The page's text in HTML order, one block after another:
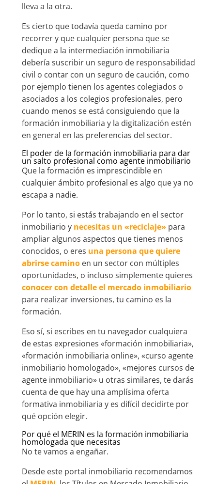
lleva a la otra.
Es cierto que todavía queda camino por
recorrer y que cualquier persona que se
dedique a la intermediación inmobiliaria
debería suscribir un seguro de responsabilidad
civil o contar con un seguro de caución, como
por ejemplo tienen los agentes colegiados o
asociados a los colegios profesionales, pero
cuando menos se está consiguiendo que la
formación inmobiliaria y la digitalización estén
en general en las preferencias del sector.
El poder de la formación inmobiliaria para dar
un salto profesional como agente inmobiliario
Que la formación es imprescindible en
cualquier ámbito profesional es algo que ya no
escapa a nadie.
Por lo tanto, si estás trabajando en el sector
inmobiliario y necesitas un «reciclaje» para
ampliar algunos aspectos que tienes menos
conocidos, o eres una persona que quiere
abrirse caminoen un sector con múltiples
oportunidades, o incluso simplemente quieres
conocer con detalle el mercado inmobiliario
para realizar inversiones, tu camino es la
formación.
Eso sí, si escribes en tu navegador cualquiera
de estas expresiones «formación inmobiliaria»,
«formación inmobiliaria online», «curso agente
inmobiliario homologado», «mejores cursos de
agente inmobiliario» u otras similares, te darás
cuenta de que hay una amplísima oferta
formativa inmobiliaria y es difícil decidirte por
qué opción elegir.
Por qué el MERIN es la formación inmobiliaria
homologada que necesitas
No te vamos a engañar.
Desde este portal inmobiliario recomendamos